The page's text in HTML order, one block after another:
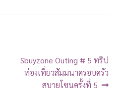
Sbuyzone Outing # 5 ทริป
ท่องเที่ยวสัมมนาครอบครัว
สบายโซนครั้งที่ 5